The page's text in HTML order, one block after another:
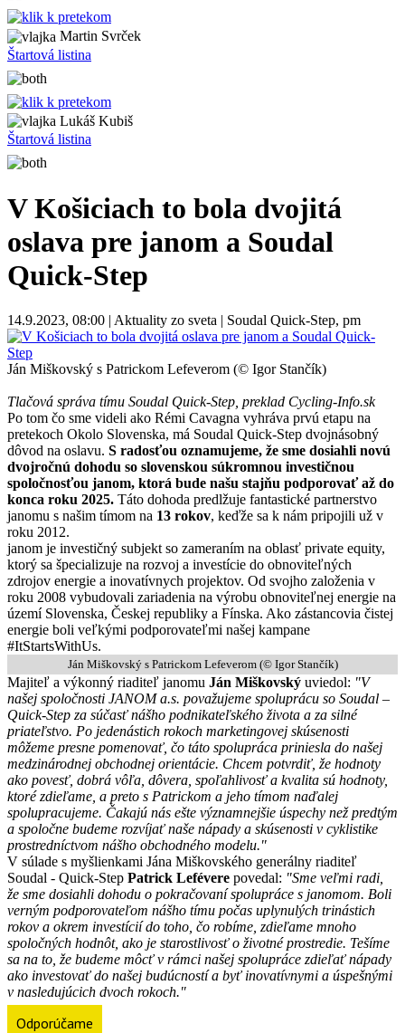
Martin Svrček
Štartová listina
Lukáš Kubiš
Štartová listina
V Košiciach to bola dvojitá
oslava pre janom a Soudal
Quick-Step
14.9.2023, 08:00 | Aktuality zo sveta | Soudal Quick-Step, pm
Ján Miškovský s Patrickom Lefeverom (© Igor Stančík)
Tlačová správa tímu Soudal Quick-Step, preklad Cycling-Info.sk
Po tom čo sme videli ako Rémi Cavagna vyhráva prvú etapu na
pretekoch Okolo Slovenska, má Soudal Quick-Step dvojnásobný
dôvod na oslavu. S radosťou oznamujeme, že sme dosiahli novú
dvojročnú dohodu so slovenskou súkromnou investičnou
spoločnosťou janom, ktorá bude našu stajňu podporovať až do
konca roku 2025. Táto dohoda predlžuje fantastické partnerstvo
janomu s našim tímom na 13 rokov, keďže sa k nám pripojili už v
roku 2012.
janom je investičný subjekt so zameraním na oblasť private equity,
ktorý sa špecializuje na rozvoj a investície do obnoviteľných
zdrojov energie a inovatívnych projektov. Od svojho založenia v
roku 2008 vybudovali zariadenia na výrobu obnoviteľnej energie na
území Slovenska, Českej republiky a Fínska. Ako zástancovia čistej
energie boli veľkými podporovateľmi našej kampane
#ItStartsWithUs.
Ján Miškovský s Patrickom Lefeverom (© Igor Stančík)
Majiteľ a výkonný riaditeľ janomu Ján Miškovský uviedol: "V
našej spoločnosti JANOM a.s. považujeme spoluprácu so Soudal –
Quick-Step za súčasť nášho podnikateľského života a za silné
priateľstvo. Po jedenástich rokoch marketingovej skúsenosti
môžeme presne pomenovať, čo táto spolupráca priniesla do našej
medzinárodnej obchodnej orientácie. Chcem potvrdiť, že hodnoty
ako povesť, dobrá vôľa, dôvera, spoľahlivosť a kvalita sú hodnoty,
ktoré zdieľame, a preto s Patrickom a jeho tímom naďalej
spolupracujeme. Čakajú nás ešte významnejšie úspechy než predtým
a spoločne budeme rozvíjať naše nápady a skúsenosti v cyklistike
prostredníctvom nášho obchodného modelu."
V súlade s myšlienkami Jána Miškovského generálny riaditeľ
Soudal - Quick-Step Patrick Lefévere povedal: "Sme veľmi radi,
že sme dosiahli dohodu o pokračovaní spolupráce s janomom. Boli
verným podporovateľom nášho tímu počas uplynulých trinástich
rokov a okrem investícií do toho, čo robíme, zdieľame mnoho
spoločných hodnôt, ako je starostlivosť o životné prostredie. Tešíme
sa na to, že budeme môcť v rámci našej spolupráce zdieľať nápady
ako investovať do našej budúcností a byť inovatívnymi a úspešnými
v nasledujúcich dvoch rokoch."
Odporúčame